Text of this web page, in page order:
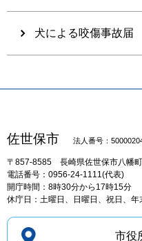
犬による咬傷事故届
佐世保市 法人番号：
〒857-8585 長崎県佐世保市八幡
電話番号：0956-24-1111(代表)
開庁時間：8時30分から17時15分
休庁日：土曜日、日曜日、祝日、年
市役